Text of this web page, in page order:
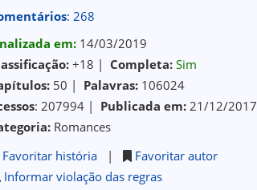
: 268
em: 14/03/2019
+18 | Completa: Sim
50 | Palavras: 106024
: 207994 | Publicada em: 21/12/2017
Romances
Favoritar história |
Favoritar autor
Informar violação das regras